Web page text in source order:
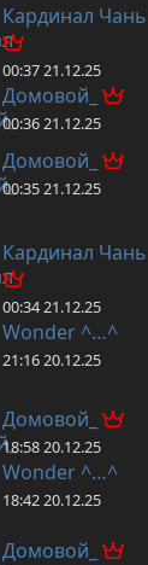
Кардинал Чань
00:37 21.12.25
Домовой_
00:36 21.12.25
Домовой_
00:35 21.12.25
Кардинал Чань
00:34 21.12.25
Wonder ^…^
21:16 20.12.25
Домовой_
18:58 20.12.25
Wonder ^…^
18:42 20.12.25
Домовой_